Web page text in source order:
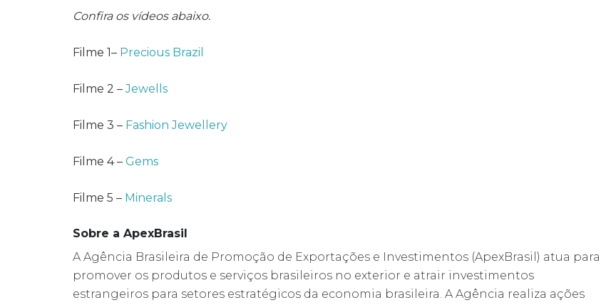
Confira os vídeos abaixo.
Filme 1– Precious Brazil
Filme 2 –Jewells
Filme 3 – Fashion Jewellery
Filme 4– Gems
Filme 5 – Minerals
Sobre a ApexBrasil
A Agência Brasileira de Promoção de Exportações e Investimentos (ApexBrasil) atua para
promover os produtos e serviços brasileiros no exterior e atrair investimentos
estrangeiros para setores estratégicos da economia brasileira. A Agência realiza ações